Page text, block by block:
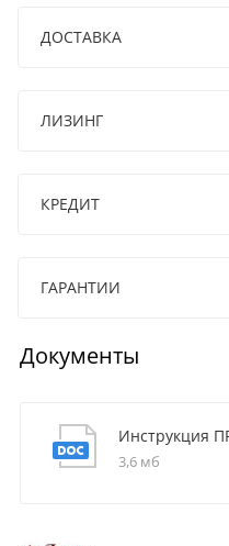
ДОСТАВКА
ЛИЗИНГ
КРЕДИТ
ГАРАНТИИ
Документы
Инструкция
3,6 мб